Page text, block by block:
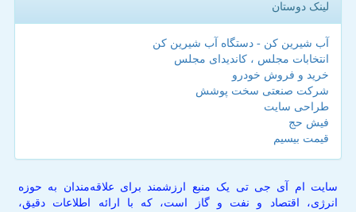
لینک دوستان
آب شیرین کن - دستگاه آب شیرین کن
انتخابات مجلس ، کاندیدای مجلس
خرید و فروش خودرو
شرکت صنعتی سخت پوشش
طراحی سایت
فیش حج
قیمت بیسیم
سایت ام آی جی تی یک منبع ارزشمند برای علاقه‌مندان به حوزه
انرژی، اقتصاد و نفت و گاز است، که با ارائه اطلاعات دقیق،